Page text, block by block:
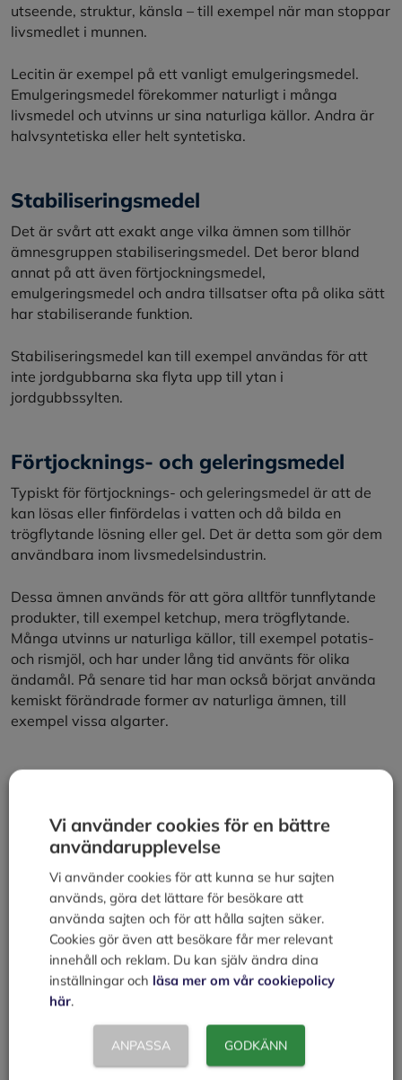
utseende, struktur, känsla – till exempel när man stoppar
livsmedlet i munnen.
Lecitin är exempel på ett vanligt emulgeringsmedel.
Emulgeringsmedel förekommer naturligt i många
livsmedel och utvinns ur sina naturliga källor. Andra är
halvsyntetiska eller helt syntetiska.
Stabiliseringsmedel
Det är svårt att exakt ange vilka ämnen som tillhör
ämnesgruppen stabiliseringsmedel. Det beror bland
annat på att även förtjockningsmedel,
emulgeringsmedel och andra tillsatser ofta på olika sätt
har stabiliserande funktion.
Stabiliseringsmedel kan till exempel användas för att
inte jordgubbarna ska flyta upp till ytan i
jordgubbssylten.
Förtjocknings- och geleringsmedel
Typiskt för förtjocknings- och geleringsmedel är att de
kan lösas eller finfördelas i vatten och då bilda en
trögflytande lösning eller gel. Det är detta som gör dem
användbara inom livsmedelsindustrin.
Dessa ämnen används för att göra alltför tunnflytande
produkter, till exempel ketchup, mera trögflytande.
Många utvinns ur naturliga källor, till exempel potatis-
och rismjöl, och har under lång tid använts för olika
ändamål. På senare tid har man också börjat använda
kemiskt förändrade former av naturliga ämnen, till
exempel vissa algarter.
Modifierad stärkelse
Stärkelse är en livsmedelsråvara, men om den ändras
med en kemisk process betraktas den som tillsats.
Beroende på vilken kemisk process som använts får man
fram olika egenskaper.
Deklarationen av modifierad stärkelse ska kompletteras
med uppgift om vilken specifik växtart den har
framställts ifrån och om den modifierade stärkelsen kan
innehålla gluten.
Vi använder cookies för en bättre
användarupplevelse
Vi använder cookies för att kunna se hur sajten
används, göra det lättare för besökare att
använda sajten och för att hålla sajten säker.
Cookies gör även att besökare får mer relevant
innehåll och reklam. Du kan själv ändra dina
inställningar och läsa mer om vår cookiepolicy
här.
ANPASSA GODKÄNN